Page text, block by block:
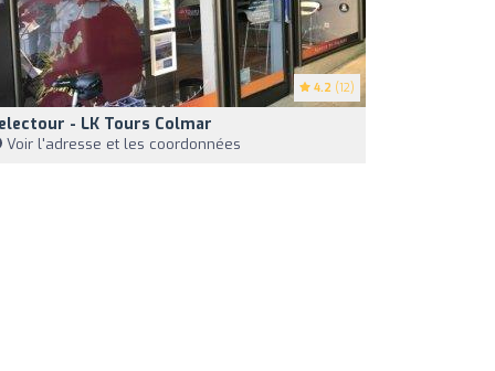
4.2 (12)
- LK Tours Colmar
Voir l'adresse et les coordonnées